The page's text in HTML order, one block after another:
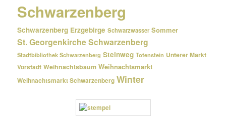
Schwarzenberg
Schwarzenberg Erzgebirge Schwarzwasser Sommer
St. Georgenkirche Schwarzenberg
Stadtbibliothek Schwarzenberg Steinweg Totenstein Unterer Markt
Vorstadt Weihnachtsbaum Weihnachtsmarkt
Weihnachtsmarkt Schwarzenberg Winter